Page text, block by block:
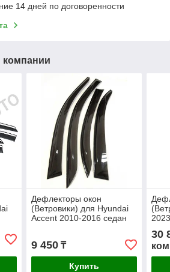
14 дней по договоренности
Дефлекторы окон
(Ветровики) для Hyundai
Accent 2010-2016 седан
9 450₸
Купить
30